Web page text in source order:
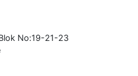
No:19-21-23